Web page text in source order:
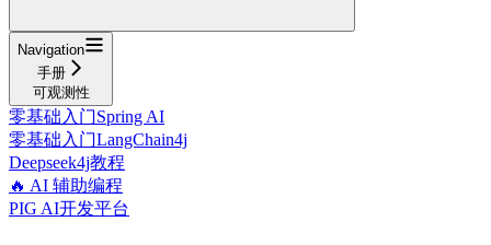
Navigation
手册
可观测性
零基础入门Spring AI
零基础入门LangChain4j
Deepseek4j教程
🔥 AI 辅助编程
PIG AI开发平台